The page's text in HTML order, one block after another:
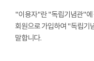
"이용자"란 "독립기념관"에
회원으로 가입하여 "독립기
말합니다.